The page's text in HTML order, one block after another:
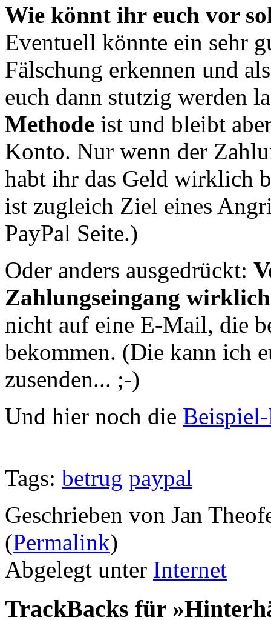
Wie könnt ihr euch vor
Eventuell könnte ein sehr
Fälschung erkennen und
euch dann stutzig werden
Methode ist und bleibt
Konto. Nur wenn der
habt ihr das Geld wirklich
ist zugleich Ziel eines
PayPal Seite.)
Oder anders ausgedrückt:
Zahlungseingang
nicht auf eine E-Mail, die
bekommen. (Die kann ich
zusenden... ;-)
Und hier noch die
Tags: betrug paypal
Geschrieben von Jan
(Permalink)
Abgelegt unter Internet
TrackBacks für